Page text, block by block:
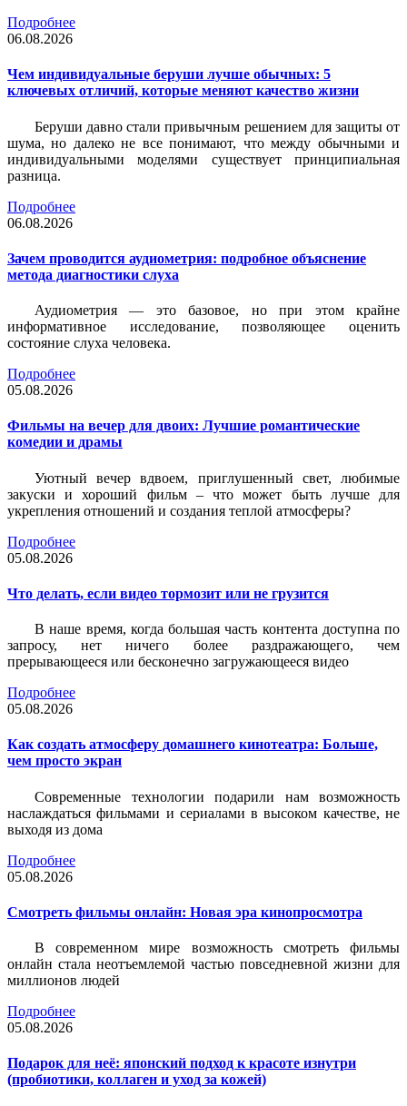
Подробнее
06.08.2026
Чем индивидуальные беруши лучше обычных: 5
ключевых отличий, которые меняют качество жизни
Беруши давно стали привычным решением для защиты от
шума, но далеко не все понимают, что между обычными и
индивидуальными моделями существует принципиальная
разница.
Подробнее
06.08.2026
Зачем проводится аудиометрия: подробное объяснение
метода диагностики слуха
Аудиометрия — это базовое, но при этом крайне
информативное исследование, позволяющее оценить
состояние слуха человека.
Подробнее
05.08.2026
Фильмы на вечер для двоих: Лучшие романтические
комедии и драмы
Уютный вечер вдвоем, приглушенный свет, любимые
закуски и хороший фильм – что может быть лучше для
укрепления отношений и создания теплой атмосферы?
Подробнее
05.08.2026
Что делать, если видео тормозит или не грузится
В наше время, когда большая часть контента доступна по
запросу, нет ничего более раздражающего, чем
прерывающееся или бесконечно загружающееся видео
Подробнее
05.08.2026
Как создать атмосферу домашнего кинотеатра: Больше,
чем просто экран
Современные технологии подарили нам возможность
наслаждаться фильмами и сериалами в высоком качестве, не
выходя из дома
Подробнее
05.08.2026
Смотреть фильмы онлайн: Новая эра кинопросмотра
В современном мире возможность смотреть фильмы
онлайн стала неотъемлемой частью повседневной жизни для
миллионов людей
Подробнее
05.08.2026
Подарок для неё: японский подход к красоте изнутри
(пробиотики, коллаген и уход за кожей)